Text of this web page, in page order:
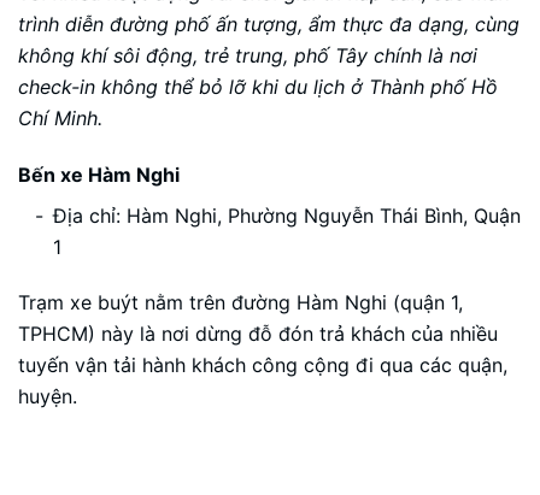
trình diễn đường phố ấn tượng, ẩm thực đa dạng, cùng
không khí sôi động, trẻ trung, phố Tây chính là nơi
check-in không thể bỏ lỡ khi du lịch ở Thành phố Hồ
Chí Minh.
Bến xe Hàm Nghi
Địa chỉ: Hàm Nghi, Phường Nguyễn Thái Bình, Quận
1
Trạm xe buýt nằm trên đường Hàm Nghi (quận 1,
TPHCM) này là nơi dừng đỗ đón trả khách của nhiều
tuyến vận tải hành khách công cộng đi qua các quận,
huyện.